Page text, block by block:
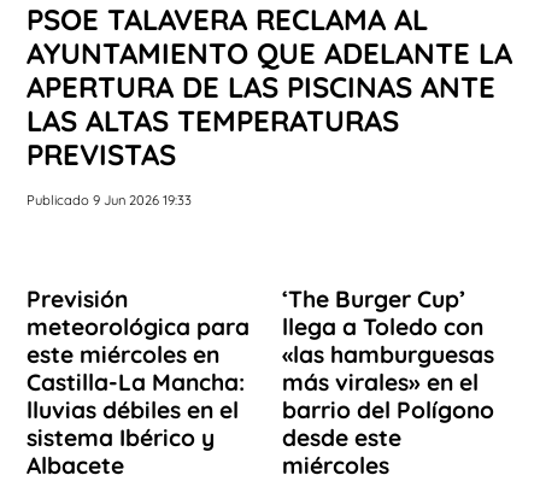
PSOE TALAVERA RECLAMA AL
AYUNTAMIENTO QUE ADELANTE LA
APERTURA DE LAS PISCINAS ANTE
LAS ALTAS TEMPERATURAS
PREVISTAS
Publicado 9 Jun 2026 19:33
Previsión
meteorológica para
este miércoles en
Castilla-La Mancha:
lluvias débiles en el
sistema Ibérico y
Albacete
‘The Burger Cup’
llega a Toledo con
«las hamburguesas
más virales» en el
barrio del Polígono
desde este
miércoles